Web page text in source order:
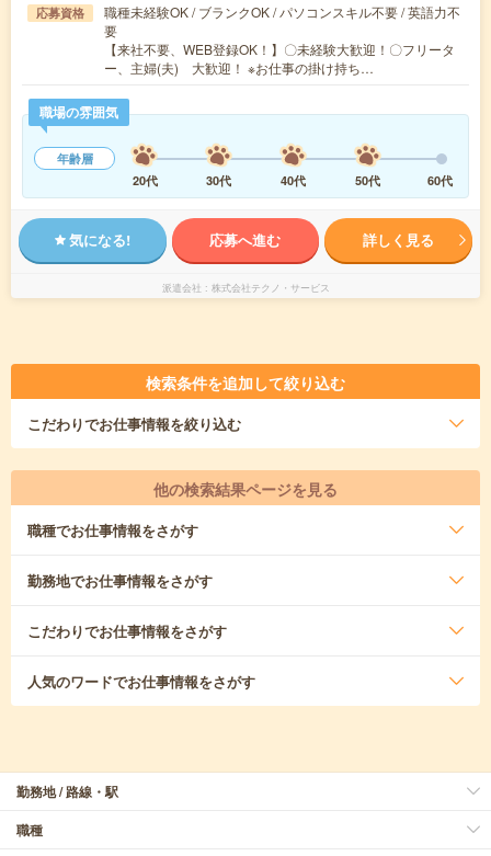
応募資格
職種未経験OK / ブランクOK / パソコンスキル不要 / 英語力不
要
【来社不要、WEB登録OK！】〇未経験大歓迎！〇フリータ
ー、主婦(夫) 大歓迎！ ※お仕事の掛け持ち…
職場の雰囲気
年齢層
20代
30代 40代 50代 60代
気になる! 応募へ進む 詳しく見る
派遣会社 株式会社テクノ・サービス
検索条件を追加して絞り込む
こだわりでお仕事情報を絞り込む
他の検索結果ページを見る
職種でお仕事情報をさがす
勤務地でお仕事情報をさがす
こだわりでお仕事情報をさがす
人気のワードでお仕事情報をさがす
勤務地 / 路線・駅
職種